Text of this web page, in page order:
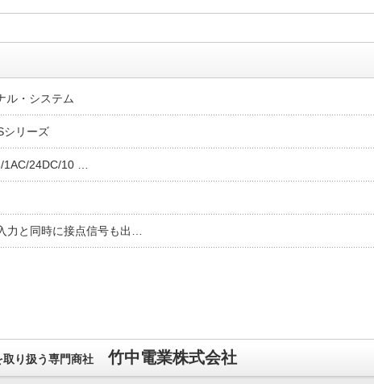
ル・システム
リーズ
1AC/24DC/10 …
力と同時に接点信号も出…
り扱う専門商社 竹中電業株式会社